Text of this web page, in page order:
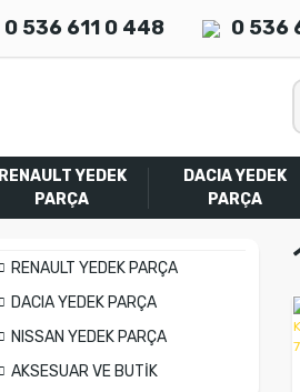
0 536 611 0 448 0 536
RENAULT YEDEK
PARÇA
DACIA YEDEK
PARÇA
RENAULT YEDEK PARÇA
DACIA YEDEK PARÇA
NISSAN YEDEK PARÇA
AKSESUAR VE BUTİK